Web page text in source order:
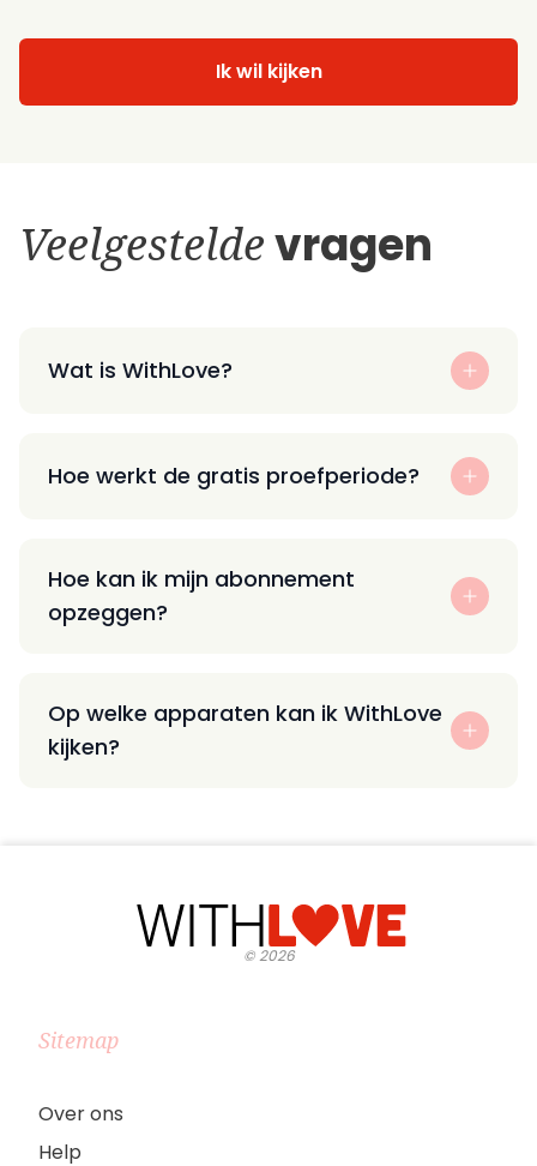
Ik wil kijken
Veelgesteldevragen
Wat is WithLove?
Hoe werkt de gratis proefperiode?
Hoe kan ik mijn abonnement
opzeggen?
Op welke apparaten kan ik WithLove
kijken?
©2026
Sitemap
Over ons
Help